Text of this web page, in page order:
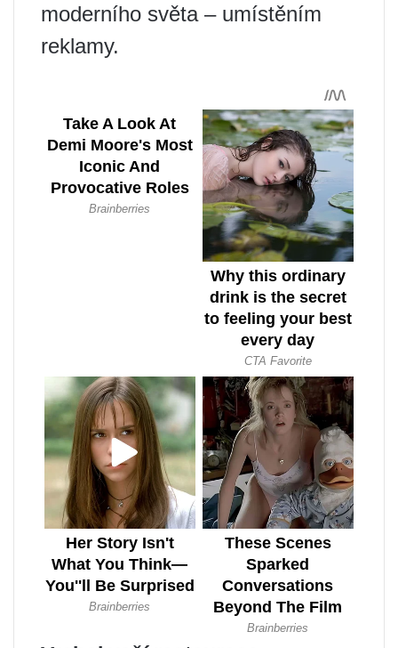
moderního světa – umístěním
reklamy.